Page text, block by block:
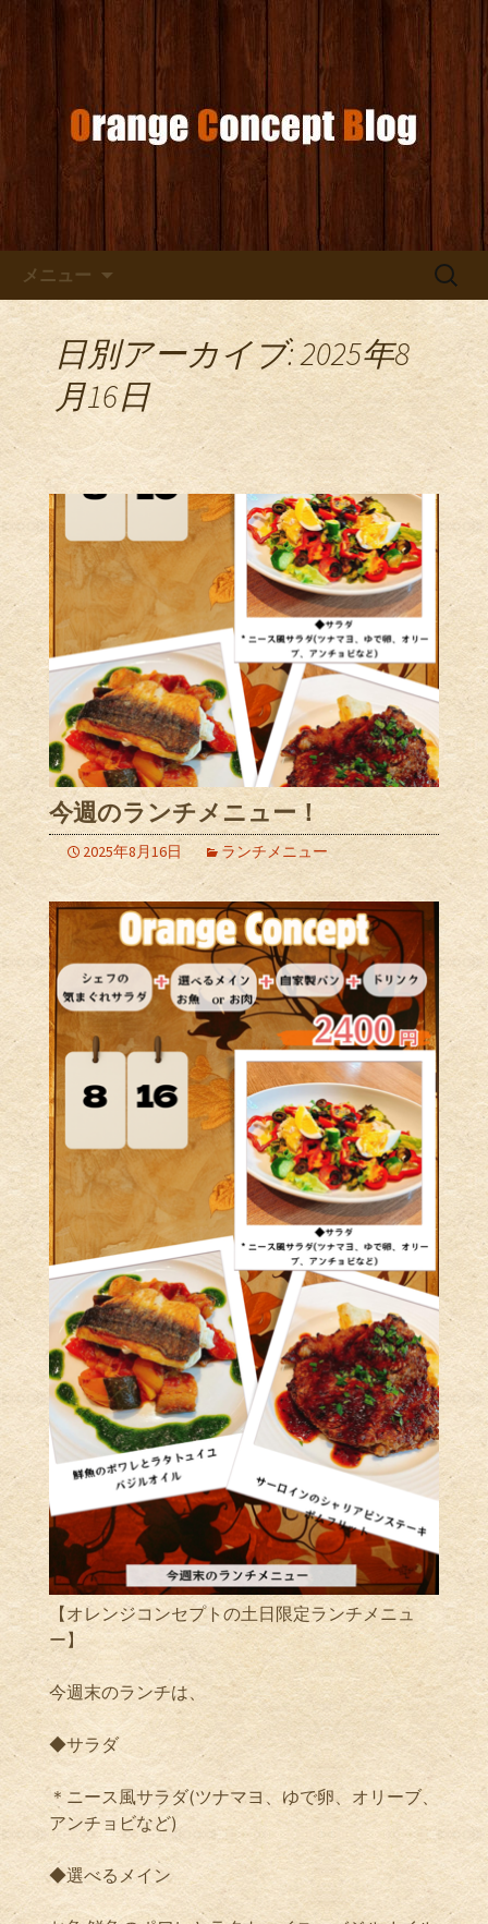
オレンジコンセプトブログ
お店からのお知らせ
メニュー
検
日別アーカイブ: 2025年8
月16日
今週のランチメニュー！
2025年8月16日 ランチメニュー
【オレンジコンセプトの土日限定ランチメニュ
ー】
今週末のランチは、
◆サラダ
＊ニース風サラダ(ツナマヨ、ゆで卵、オリーブ、
アンチョビなど)
◆選べるメイン